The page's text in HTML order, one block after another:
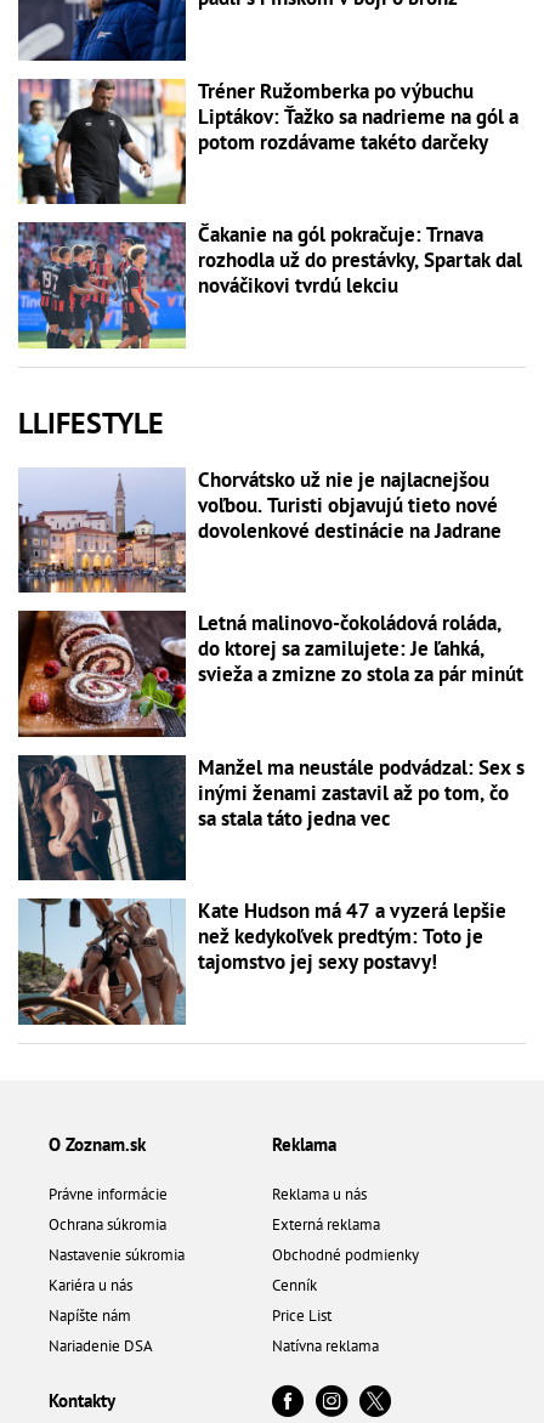
Tréner Ružomberka po výbuchu
Liptákov: Ťažko sa nadrieme na gól a
potom rozdávame takéto darčeky
Čakanie na gól pokračuje: Trnava
rozhodla už do prestávky, Spartak dal
nováčikovi tvrdú lekciu
LLIFESTYLE
Chorvátsko už nie je najlacnejšou
voľbou. Turisti objavujú tieto nové
dovolenkové destinácie na Jadrane
Letná malinovo-čokoládová roláda,
do ktorej sa zamilujete: Je ľahká,
svieža a zmizne zo stola za pár minút
Manžel ma neustále podvádzal: Sex s
inými ženami zastavil až po tom, čo
sa stala táto jedna vec
Kate Hudson má 47 a vyzerá lepšie
než kedykoľvek predtým: Toto je
tajomstvo jej sexy postavy!
O Zoznam.sk
Právne informácie
Ochrana súkromia
Nastavenie súkromia
Kariéra u nás
Napíšte nám
Nariadenie DSA
Reklama
Reklama u nás
Externá reklama
Obchodné podmienky
Cenník
Price List
Natívna reklama
Kontakty